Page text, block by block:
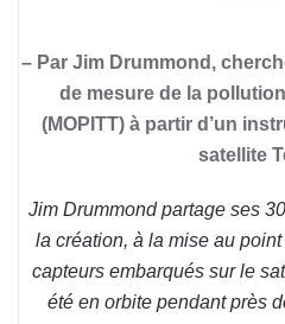
– Par Jim Drummond,
de mesure de la
(MOPITT) à partir d’un
satellite
Jim Drummond partage ses
la création, à la mise au
capteurs embarqués sur le
été en orbite pendant près